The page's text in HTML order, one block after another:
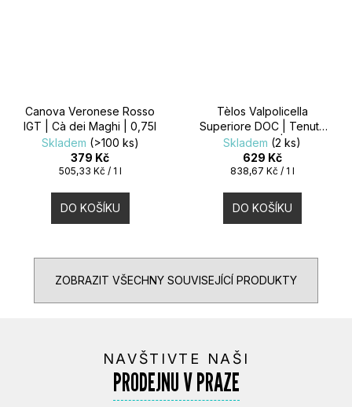
Canova Veronese Rosso
IGT | Cà dei Maghi | 0,75l
Skladem (>100 ks)
379 Kč
Měrná
505,33 Kč / 1 l
DO KOŠÍKU
Tèlos Valpolicella
Superiore DOC | Tenuta
Sant'Antonio | 0,75l
Skladem (2 ks)
629 Kč
Měrná
838,67 Kč / 1 l
DO KOŠÍKU
ZOBRAZIT VŠECHNY SOUVISEJÍCÍ PRODUKTY
NAVŠTIVTE NAŠI
PRODEJNU V PRAZE